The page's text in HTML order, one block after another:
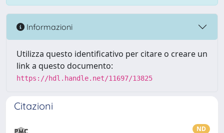
Informazioni
Utilizza questo identificativo per citare o creare un
link a questo documento:
https://hdl.handle.net/11697/13825
Citazioni
ND